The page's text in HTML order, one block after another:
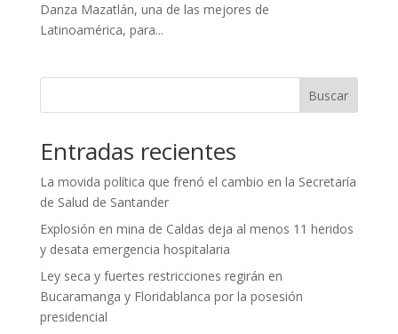
Danza Mazatlán, una de las mejores de
Latinoamérica, para...
Buscar
Entradas recientes
La movida política que frenó el cambio en la Secretaría
de Salud de Santander
Explosión en mina de Caldas deja al menos 11 heridos
y desata emergencia hospitalaria
Ley seca y fuertes restricciones regirán en
Bucaramanga y Floridablanca por la posesión
presidencial